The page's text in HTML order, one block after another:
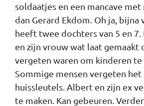
soldaatjes en een mancave
dan Gerard Ekdom. Oh ja, bijna
heeft twee dochters van 5 en 7.
en zijn vrouw wat laat gemaakt
vergeten waren om kinderen te
Sommige mensen vergeten
huissleutels. Albert en zijn ex
te maken. Kan gebeuren.